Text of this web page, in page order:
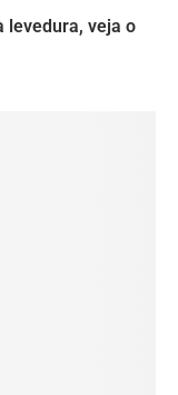
levedura, veja o